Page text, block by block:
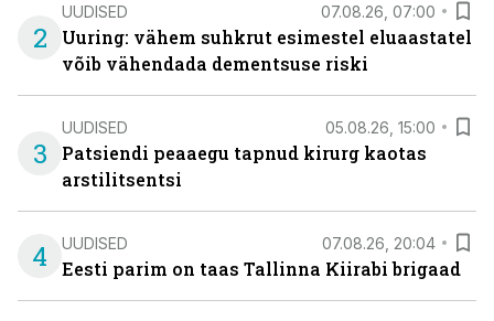
2
UUDISED 07.08.26, 07:00
Uuring: vähem suhkrut esimestel eluaastatel
võib vähendada dementsuse riski
3
UUDISED 05.08.26, 15:00
Patsiendi peaaegu tapnud kirurg kaotas
arstilitsentsi
4 UUDISED 07.08.26, 20:04
Eesti parim on taas Tallinna Kiirabi brigaad